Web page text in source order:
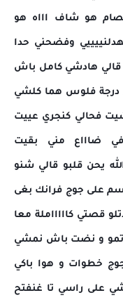
هو شاف اااه هو
وفضحني حدا
هادشي كامل باش
درجة فلوس هما كلشي
فحالي كنجري عييت
ضاااع مني بقيت
يحن قلبو قالي شنو
على جوج فرانك بغى
قصتي كاااااملة معا
و نضت باش نمشي
خطوات و هوا باكي
على راسي تا غنفتح